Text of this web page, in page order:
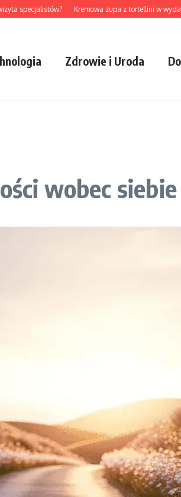
Kremowa zupa z tortellini w wydaniu
Zdrowie i Uroda
wobec siebie